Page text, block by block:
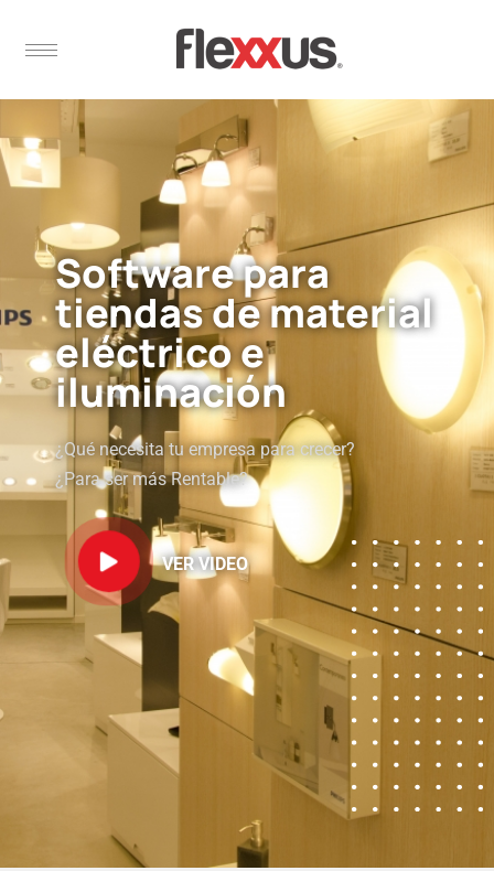
Software para
tiendas de material
eléctrico e
iluminación
¿Qué necesita tu empresa para crecer?
¿Para ser más Rentable?
VER VIDEO